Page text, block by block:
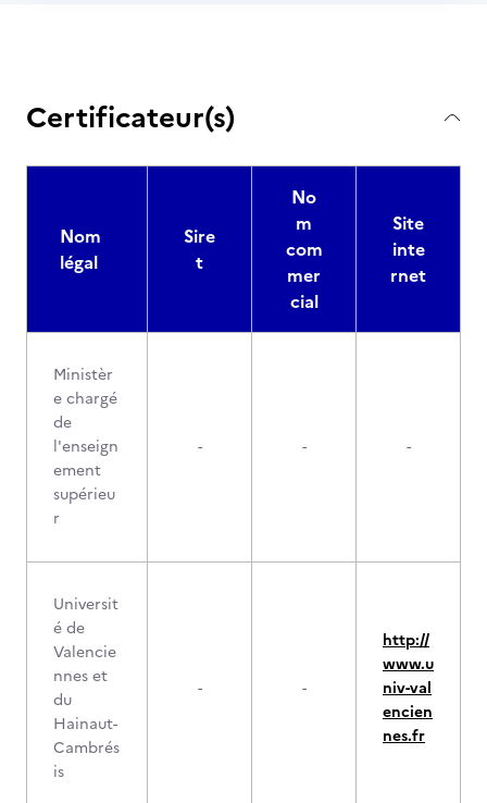
Certificateur(s)
Nom
légal
Sire
t
No
m
com
mer
cial
Site
inte
rnet
Ministèr
e chargé
de
l'enseign
ement
supérieu
r
- - -
Universit
é de
Valencie
nnes et
du
Hainaut-
Cambrés
is
- -
http://
www.u
niv-val
encien
nes.fr